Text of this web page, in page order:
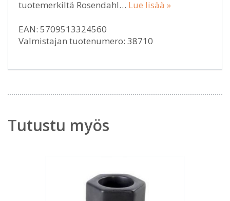
tuotemerkiltä Rosendahl… Lue lisää »
EAN: 5709513324560
Valmistajan tuotenumero: 38710
Tutustu myös